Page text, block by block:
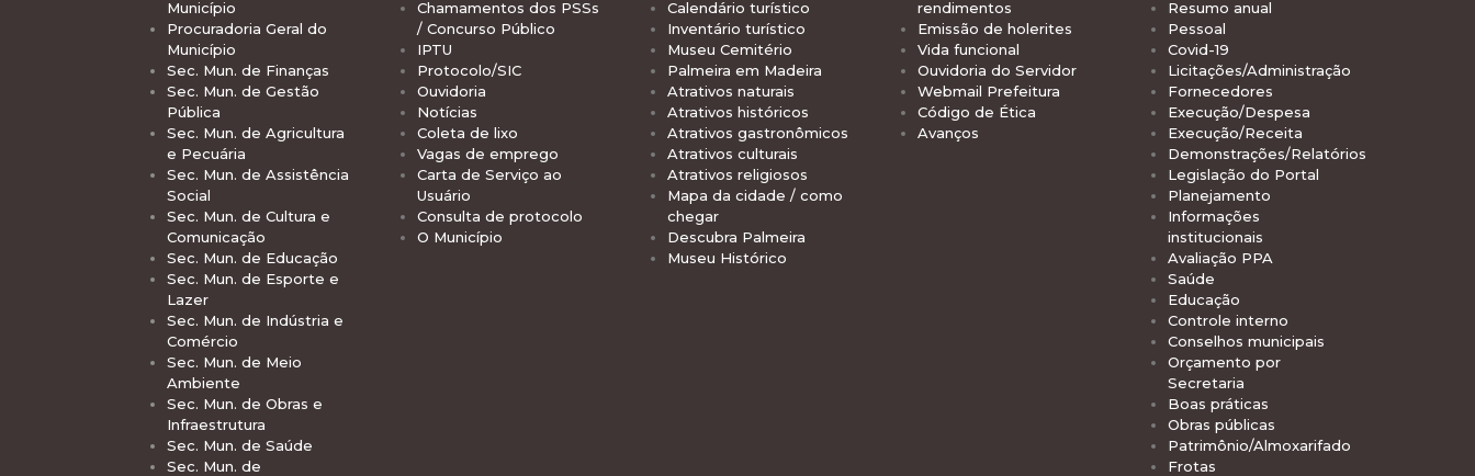
Município
Procuradoria Geral do
Município
Sec. Mun. de Finanças
Sec. Mun. de Gestão
Pública
Sec. Mun. de Agricultura
e Pecuária
Sec. Mun. de Assistência
Social
Sec. Mun. de Cultura e
Comunicação
Sec. Mun. de Educação
Sec. Mun. de Esporte e
Lazer
Sec. Mun. de Indústria e
Comércio
Sec. Mun. de Meio
Ambiente
Sec. Mun. de Obras e
Infraestrutura
Sec. Mun. de Saúde
Sec. Mun. de
Chamamentos dos PSSs
/ Concurso Público
IPTU
Protocolo/SIC
Ouvidoria
Notícias
Coleta de lixo
Vagas de emprego
Carta de Serviço ao
Usuário
Consulta de protocolo
O Município
Calendário turístico
Inventário turístico
Museu Cemitério
Palmeira em Madeira
Atrativos naturais
Atrativos históricos
Atrativos gastronômicos
Atrativos culturais
Atrativos religiosos
Mapa da cidade / como
chegar
Descubra Palmeira
Museu Histórico
rendimentos
Emissão de holerites
Vida funcional
Ouvidoria do Servidor
Webmail Prefeitura
Código de Ética
Avanços
Resumo anual
Pessoal
Covid-19
Licitações/Administração
Fornecedores
Execução/Despesa
Execução/Receita
Demonstrações/Relatórios
Legislação do Portal
Planejamento
Informações
institucionais
Avaliação PPA
Saúde
Educação
Controle interno
Conselhos municipais
Orçamento por
Secretaria
Boas práticas
Obras públicas
Patrimônio/Almoxarifado
Frotas